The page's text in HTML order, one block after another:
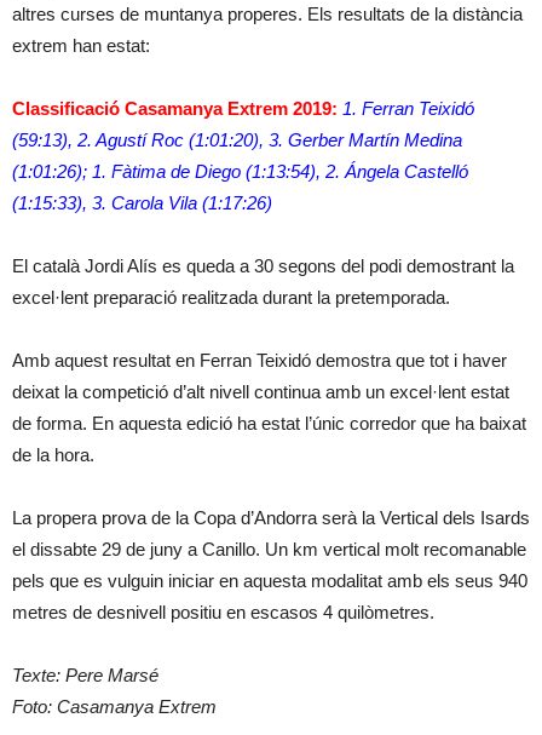
altres curses de muntanya properes. Els resultats de la distància
extrem han estat:
Classificació Casamanya Extrem 2019: 1. Ferran Teixidó
(59:13), 2. Agustí Roc (1:01:20), 3. Gerber Martín Medina
(1:01:26); 1. Fàtima de Diego (1:13:54), 2. Ángela Castelló
(1:15:33), 3. Carola Vila (1:17:26)
El català Jordi Alís es queda a 30 segons del podi demostrant la
excel·lent preparació realitzada durant la pretemporada.
Amb aquest resultat en Ferran Teixidó demostra que tot i haver
deixat la competició d’alt nivell continua amb un excel·lent estat
de forma. En aquesta edició ha estat l’únic corredor que ha baixat
de la hora.
La propera prova de la Copa d’Andorra serà la Vertical dels Isards
el dissabte 29 de juny a Canillo. Un km vertical molt recomanable
pels que es vulguin iniciar en aquesta modalitat amb els seus 940
metres de desnivell positiu en escasos 4 quilòmetres.
Texte: Pere Marsé
Foto: Casamanya Extrem